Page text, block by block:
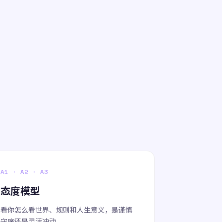
A1 · A2 · A3
态度模型
看你怎么看世界、规则和人生意义，是谨慎